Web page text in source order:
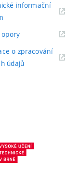
informační
opory(externí
o zpracování
údajů(externí
(externí